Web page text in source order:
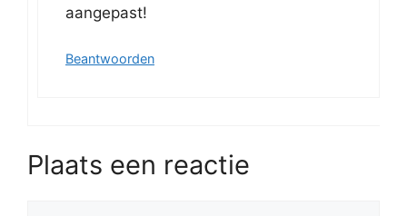
aangepast!
Beantwoorden
Plaats een reactie